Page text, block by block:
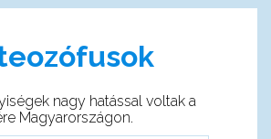
nagy hatással voltak a
Magyarországon.